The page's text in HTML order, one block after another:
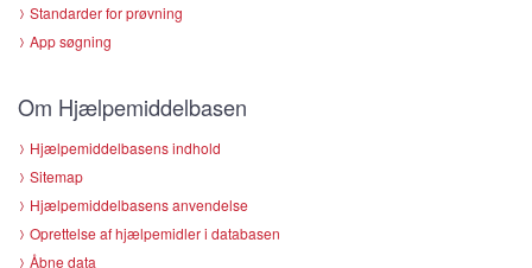
Standarder for prøvning
App søgning
Om Hjælpemiddelbasen
Hjælpemiddelbasens indhold
Sitemap
Hjælpemiddelbasens anvendelse
Oprettelse af hjælpemidler i databasen
Åbne data